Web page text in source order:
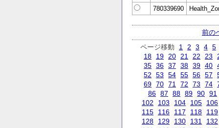
780339690
前の
ページ移動
1 2 3 4 5
18
19 20 21 22 23
35 36 37 38 39 40
52
53 54 55 56 57
69 70 71 72 73 74
86 87 88 89 90 91
102
103 104 105
106
115
116 117 118
119
128
129 130 131
132